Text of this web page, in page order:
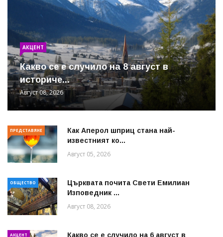
АКЦЕНТ
Какво се е случило на 8 август в
историче...
Август 08, 2026
ПРЕДСТАВЯНЕ
Как Аперол шприц стана най-
известният ко...
Август 05, 2026
ОБЩЕСТВО
Църквата почита Свeти Емилиан
Изповедник ...
Август 08, 2026
АКЦЕНТ
Какво се е случило на 6 август в